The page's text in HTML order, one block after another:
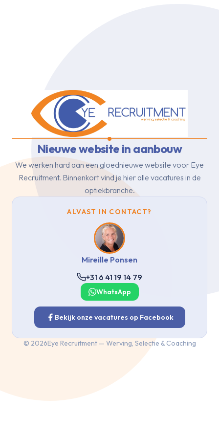
Nieuwe website in aanbouw
We werken hard aan een gloednieuwe website voor Eye
Recruitment. Binnenkort vind je hier alle vacatures in de
optiekbranche.
ALVAST IN CONTACT?
Mireille Ponsen
+31 6 41 19 14 79
WhatsApp
Bekijk onze vacatures op Facebook
© 2026Eye Recruitment — Werving, Selectie & Coaching